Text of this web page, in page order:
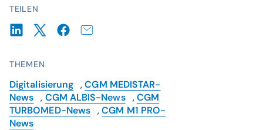
TEILEN
THEMEN
Digitalisierung ,CGM MEDISTAR-
News , CGM ALBIS-News ,CGM
TURBOMED-News ,CGM M1 PRO-
News